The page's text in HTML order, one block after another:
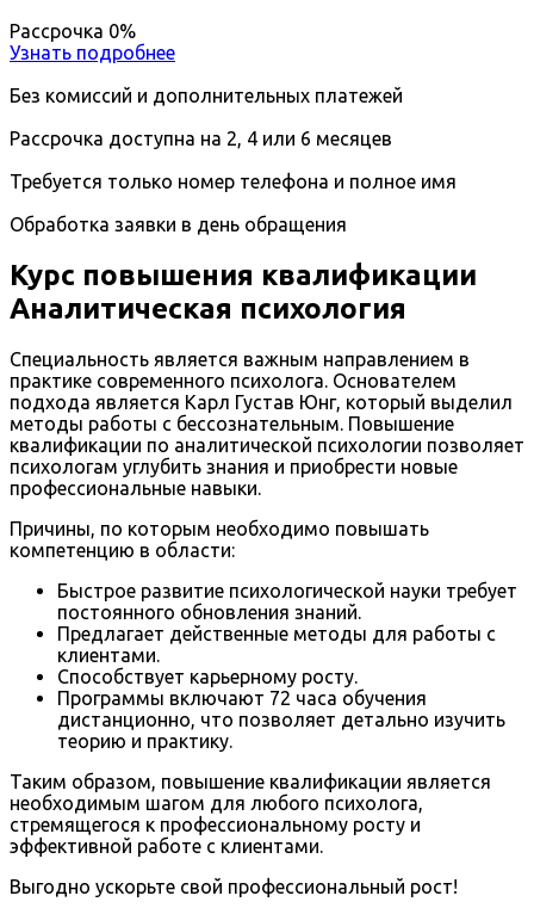
Рассрочка 0%
Узнать подробнее
Без комиссий и дополнительных платежей
Рассрочка доступна на 2, 4 или 6 месяцев
Требуется только номер телефона и полное имя
Обработка заявки в день обращения
Курс повышения квалификации
Аналитическая психология
Специальность является важным направлением в
практике современного психолога. Основателем
подхода является Карл Густав Юнг, который выделил
методы работы с бессознательным. Повышение
квалификации по аналитической психологии позволяет
психологам углубить знания и приобрести новые
профессиональные навыки.
Причины, по которым необходимо повышать
компетенцию в области:
Быстрое развитие психологической науки требует
постоянного обновления знаний.
Предлагает действенные методы для работы с
клиентами.
Способствует карьерному росту.
Программы включают 72 часа обучения
дистанционно, что позволяет детально изучить
теорию и практику.
Таким образом, повышение квалификации является
необходимым шагом для любого психолога,
стремящегося к профессиональному росту и
эффективной работе с клиентами.
Выгодно ускорьте свой профессиональный рост!